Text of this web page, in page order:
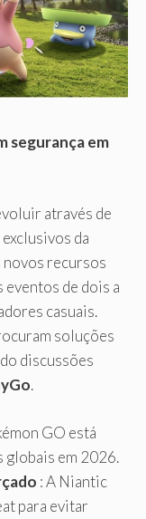
segurança em
através de
da
novos recursos
de dois a
casuais.
soluções
discussões
.
GO está
globais em 2026.
: A Niantic
para evitar